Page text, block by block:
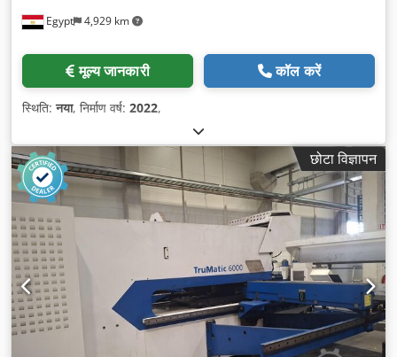
Egypt 4,929 km
मूल्य जानकारी कॉल करें
स्थिति:नया, निर्माण वर्ष: 2022,
छोटा विज्ञापन